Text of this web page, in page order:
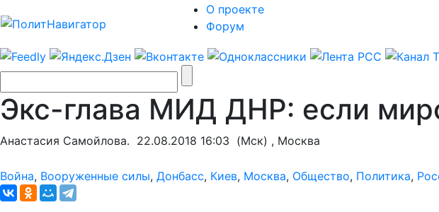
О проекте
Форум
Экс-глава МИД ДНР: если
Анастасия Самойлова. 22.08.2018 16:03 (Мск) , Москва
Война, Вооруженные силы, Донбасс, Киев, Москва, Общество, Политика,